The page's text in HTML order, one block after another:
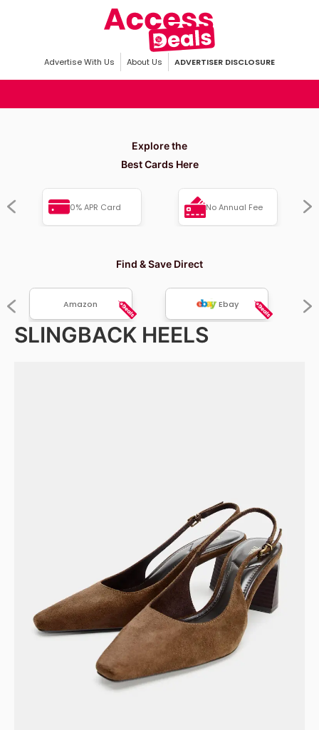
Advertise With Us About Us ADVERTISER DISCLOSURE
Explore the
Best Cards Here
0% APR Card No Annual Fee
Find & Save Direct
Amazon Ebay
SLINGBACK HEELS